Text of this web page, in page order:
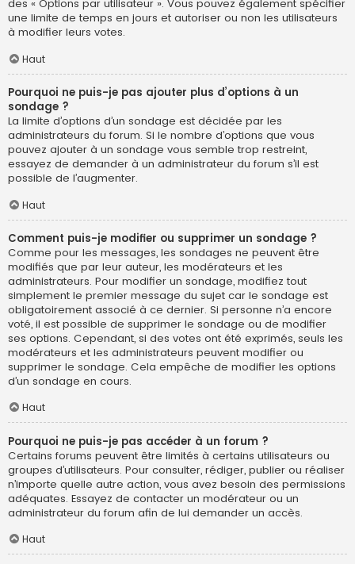
des « Options par utilisateur ». Vous pouvez également spécifier
une limite de temps en jours et autoriser ou non les utilisateurs
à modifier leurs votes.
Haut
Pourquoi ne puis-je pas ajouter plus d’options à un
sondage ?
La limite d’options d’un sondage est décidée par les
administrateurs du forum. Si le nombre d’options que vous
pouvez ajouter à un sondage vous semble trop restreint,
essayez de demander à un administrateur du forum s’il est
possible de l’augmenter.
Haut
Comment puis-je modifier ou supprimer un sondage ?
Comme pour les messages, les sondages ne peuvent être
modifiés que par leur auteur, les modérateurs et les
administrateurs. Pour modifier un sondage, modifiez tout
simplement le premier message du sujet car le sondage est
obligatoirement associé à ce dernier. Si personne n’a encore
voté, il est possible de supprimer le sondage ou de modifier
ses options. Cependant, si des votes ont été exprimés, seuls les
modérateurs et les administrateurs peuvent modifier ou
supprimer le sondage. Cela empêche de modifier les options
d’un sondage en cours.
Haut
Pourquoi ne puis-je pas accéder à un forum ?
Certains forums peuvent être limités à certains utilisateurs ou
groupes d’utilisateurs. Pour consulter, rédiger, publier ou réaliser
n’importe quelle autre action, vous avez besoin des permissions
adéquates. Essayez de contacter un modérateur ou un
administrateur du forum afin de lui demander un accès.
Haut